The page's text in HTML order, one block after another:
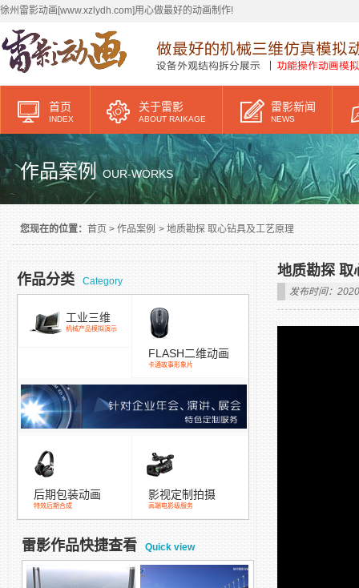
徐州雷影动画[www.xzlydh.com]用心做最好的动画制作!
首页
INDEX
关于雷影
ABOUT RAIKAGE
雷影新闻
NEWS
作品案例OUR-WORKS
您现在的位置： 首页 > 作品案例 > 地质勘探 取心钻具及工艺原理
作品分类 Category
工业三维
机械产品模拟演示
FLASH二维动画
卡通故事形象片
后期包装动画
特效后期合成
影视定制拍摄
高端电影级服务
雷影作品快捷查看 Quick view
地质勘探 取
发布时间：